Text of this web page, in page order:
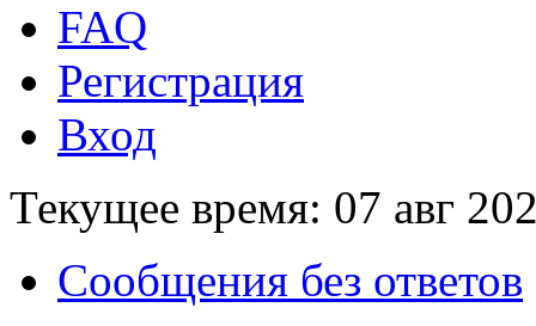
FAQ
Регистрация
Вход
Текущее время: 07 авг
Сообщения без ответов